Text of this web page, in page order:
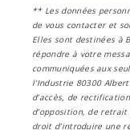
** Les données
de vous contacter et
Elles sont destinées à
répondre à votre
communiquées aux
l'Industrie 80300
d’accès, de
d’opposition, de
droit d’introduire une